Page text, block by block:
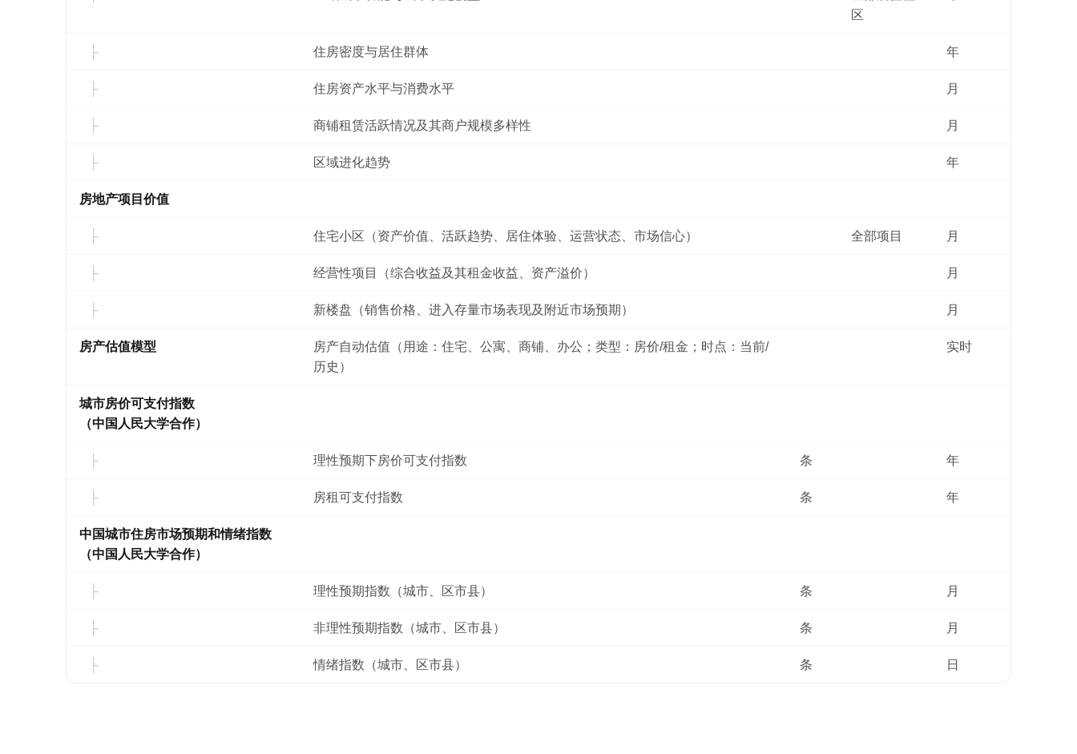
区
住房密度与居住群体 年
住房资产水平与消费水平 月
商铺租赁活跃情况及其商户规模多样性 月
区域进化趋势 年
房地产项目价值
住宅小区（资产价值、活跃趋势、居住体验、运营状态、市场信心） 全部项目 月
经营性项目（综合收益及其租金收益、资产溢价） 月
新楼盘（销售价格、进入存量市场表现及附近市场预期） 月
房产估值模型
房产自动估值（用途：住宅、公寓、商铺、办公；类型：房价/租金；时点：当前/
历史）
实时
城市房价可支付指数
（中国人民大学合作）
理性预期下房价可支付指数 条 年
房租可支付指数 条 年
中国城市住房市场预期和情绪指数
（中国人民大学合作）
理性预期指数（城市、区市县） 条 月
非理性预期指数（城市、区市县） 条 月
情绪指数（城市、区市县） 条 日